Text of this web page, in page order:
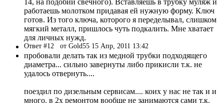
работаешь молотком придавая ей нужную форму. Ключ
готов. Из того ключа, которого я переделывал, слишком
мягкий металл, пришлось чуть подкалить. Мне хватает
для личных нужд.
Ответ #12 от Gold55 15 Апр, 2011 13:42
пробовали делать так из медной трубки подходящего
диаметра... сильно завернуты либо прикисли т.к. не
удалось отвернуть....
поездил по дизельным сервисам.... коих у нас не так и и
много. в 2х ремонтом вообще не занимаются сами т.к.